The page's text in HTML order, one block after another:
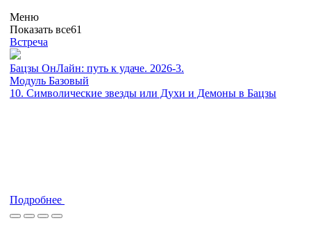
Меню
Показать все61
Встреча
Бацзы ОнЛайн: путь к удаче. 2026-3.
Модуль Базовый
10. Символические звезды или Духи и Демоны в Бацзы
Подробнее